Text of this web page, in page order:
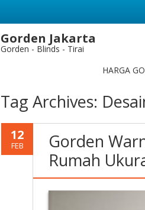
Gorden Jakarta
Gorden - Blinds - Tirai
HARGA
Tag Archives:
12
FEB
Gorden
Rumah